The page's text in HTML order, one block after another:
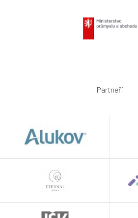
Partneři